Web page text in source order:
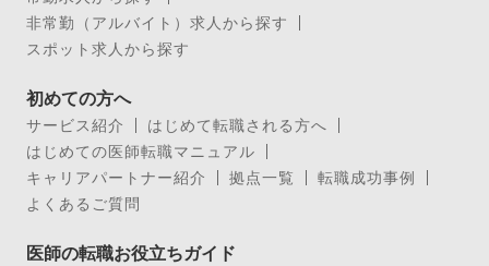
非常勤（アルバイト）求人から探す
スポット求人から探す
初めての方へ
サービス紹介
はじめて転職される方へ
はじめての医師転職マニュアル
キャリアパートナー紹介
拠点一覧
転職成功事例
よくあるご質問
医師の転職お役立ちガイド